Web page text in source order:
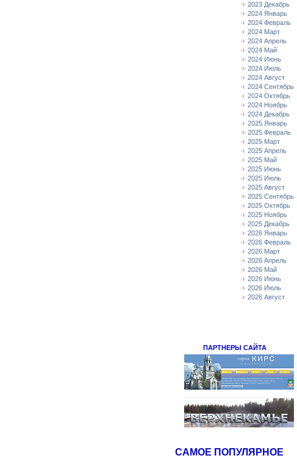
2023 Декабрь
2024 Январь
2024 Февраль
2024 Март
2024 Апрель
2024 Май
2024 Июнь
2024 Июль
2024 Август
2024 Сентябрь
2024 Октябрь
2024 Ноябрь
2024 Декабрь
2025 Январь
2025 Февраль
2025 Март
2025 Апрель
2025 Май
2025 Июнь
2025 Июль
2025 Август
2025 Сентябрь
2025 Октябрь
2025 Ноябрь
2025 Декабрь
2026 Январь
2026 Февраль
2026 Март
2026 Апрель
2026 Май
2026 Июнь
2026 Июль
2026 Август
ПАРТНЕРЫ САЙТА
САМОЕ ПОПУЛЯРНОЕ